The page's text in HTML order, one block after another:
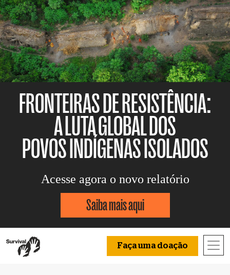
FRONTEIRAS DE RESISTÊNCIA:
A LUTA GLOBAL DOS
POVOS INDÍGENAS ISOLADOS
Acesse agora o novo relatório
Saiba mais aqui
Faça uma doação